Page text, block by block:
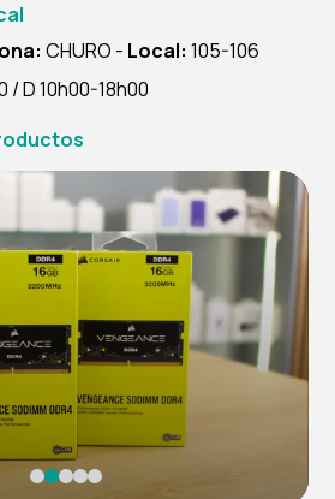
CHURO - Local: 105-106
/ D 10h00-18h00